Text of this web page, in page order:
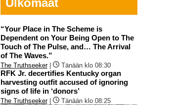
Ulkomaat
“Your Place in The Scheme is
Dependent on Your Being Open to The
Touch of The Pulse, and… The Arrival
of The Waves.”
The Truthseeker| Tänään klo 08:30
RFK Jr. decertifies Kentucky organ
harvesting outfit accused of ignoring
signs of life in ‘donors’
The Truthseeker| Tänään klo 08:25